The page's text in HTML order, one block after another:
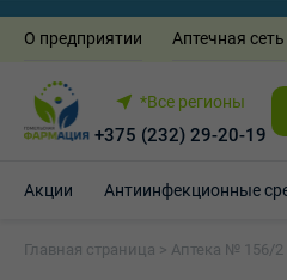
О предприятии Аптечная сеть
*Все регионы
+375 (232) 29-20-19
Акции Антиинфекционные
Главная страница > Аптека № 156/2